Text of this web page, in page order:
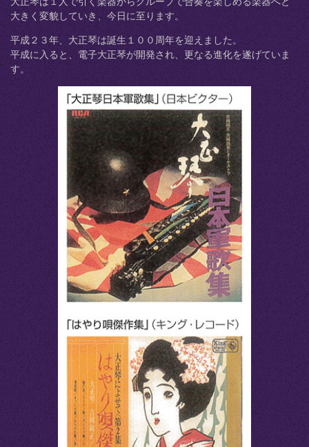
大きく変貌していき、今日に至ります。
平成２３年、大正琴は誕生１００周年を迎えました。
平成に入ると、電子大正琴が開発され、更なる進化を遂げていま
す。